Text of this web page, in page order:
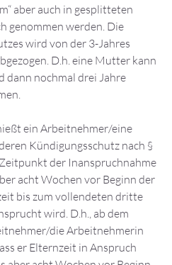
aber auch in gesplitteten
genommen werden. Die
wird von der 3-Jahres
D.h. eine Mutter kann
nochmal drei Jahre
ein Arbeitnehmer/eine
Kündigungsschutz nach §
der Inanspruchnahme
acht Wochen vor Beginn der
bis zum vollendeten dritte
wird. D.h., ab dem
die Arbeitnehmerin
er Elternzeit in Anspruch